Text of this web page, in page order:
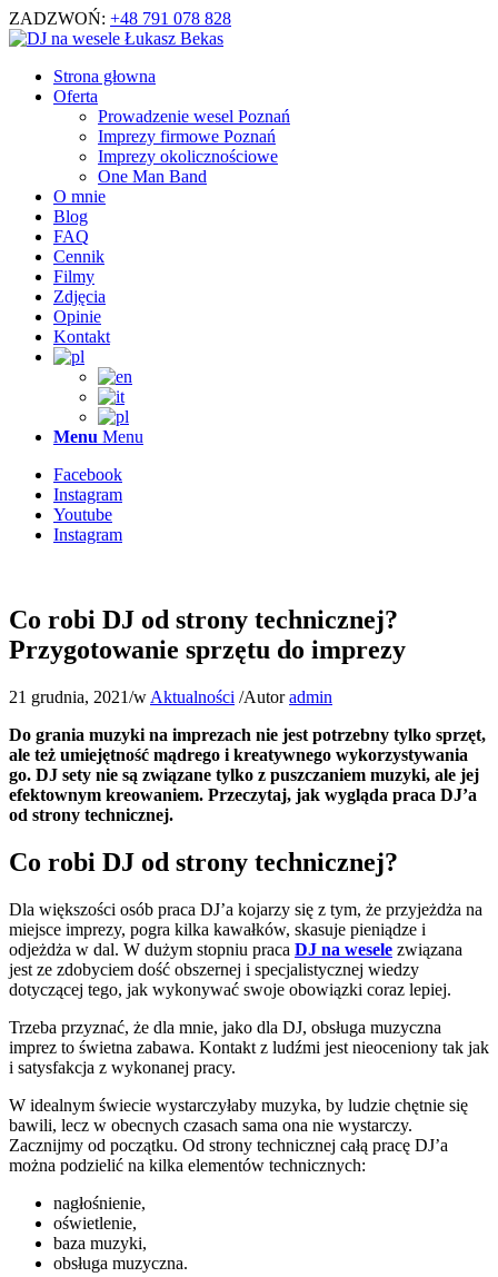
ZADZWOŃ: +48 791 078 828
Strona głowna
Oferta
Prowadzenie wesel Poznań
Imprezy firmowe Poznań
Imprezy okolicznościowe
One Man Band
O mnie
Blog
FAQ
Cennik
Filmy
Zdjęcia
Opinie
Kontakt
Menu Menu
Facebook
Instagram
Youtube
Instagram
Co robi DJ od strony technicznej?
Przygotowanie sprzętu do imprezy
21 grudnia, 2021/w Aktualności /Autoradmin
Do grania muzyki na imprezach nie jest potrzebny tylko sprzęt,
ale też umiejętność mądrego i kreatywnego wykorzystywania
go. DJ sety nie są związane tylko z puszczaniem muzyki, ale jej
efektownym kreowaniem. Przeczytaj, jak wygląda praca DJ’a
od strony technicznej.
Co robi DJ od strony technicznej?
Dla większości osób praca DJ’a kojarzy się z tym, że przyjeżdża na
miejsce imprezy, pogra kilka kawałków, skasuje pieniądze i
odjeżdża w dal. W dużym stopniu praca DJ na wesele związana
jest ze zdobyciem dość obszernej i specjalistycznej wiedzy
dotyczącej tego, jak wykonywać swoje obowiązki coraz lepiej.
Trzeba przyznać, że dla mnie, jako dla DJ, obsługa muzyczna
imprez to świetna zabawa. Kontakt z ludźmi jest nieoceniony tak jak
i satysfakcja z wykonanej pracy.
W idealnym świecie wystarczyłaby muzyka, by ludzie chętnie się
bawili, lecz w obecnych czasach sama ona nie wystarczy.
Zacznijmy od początku. Od strony technicznej całą pracę DJ’a
można podzielić na kilka elementów technicznych:
nagłośnienie,
oświetlenie,
baza muzyki,
obsługa muzyczna.